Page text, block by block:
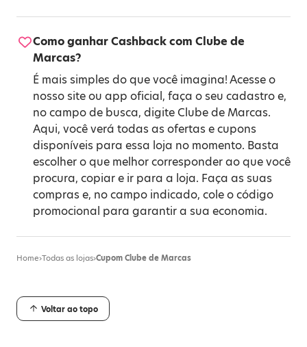
Como ganhar Cashback com Clube de
Marcas?
É mais simples do que você imagina! Acesse o
nosso site ou app oficial, faça o seu cadastro e,
no campo de busca, digite Clube de Marcas.
Aqui, você verá todas as ofertas e cupons
disponíveis para essa loja no momento. Basta
escolher o que melhor corresponder ao que você
procura, copiar e ir para a loja. Faça as suas
compras e, no campo indicado, cole o código
promocional para garantir a sua economia.
Home›Todas as lojas›Cupom Clube de Marcas
Voltar ao topo